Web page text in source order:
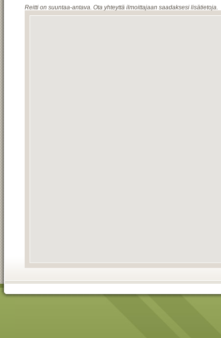
Reitti on suuntaa-antava. Ota yhteyttä ilmoittajaan saadaksesi lisätietoja.